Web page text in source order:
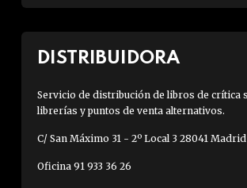
DISTRIBUIDORA
Servicio de distribución de libros de crítica
librerías y puntos de venta alternativos.
C/ San Máximo 31 - 2º Local 3 28041 Madrid
Oficina 91 933 36 26